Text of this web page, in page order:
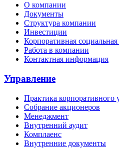
О компании
Документы
Структура компании
Инвестиции
Корпоративная социальная
Работа в компании
Контактная информация
Управление
Практика корпоративного
Собрание акционеров
Менеджмент
Внутренний аудит
Комплаенс
Внутренние документы